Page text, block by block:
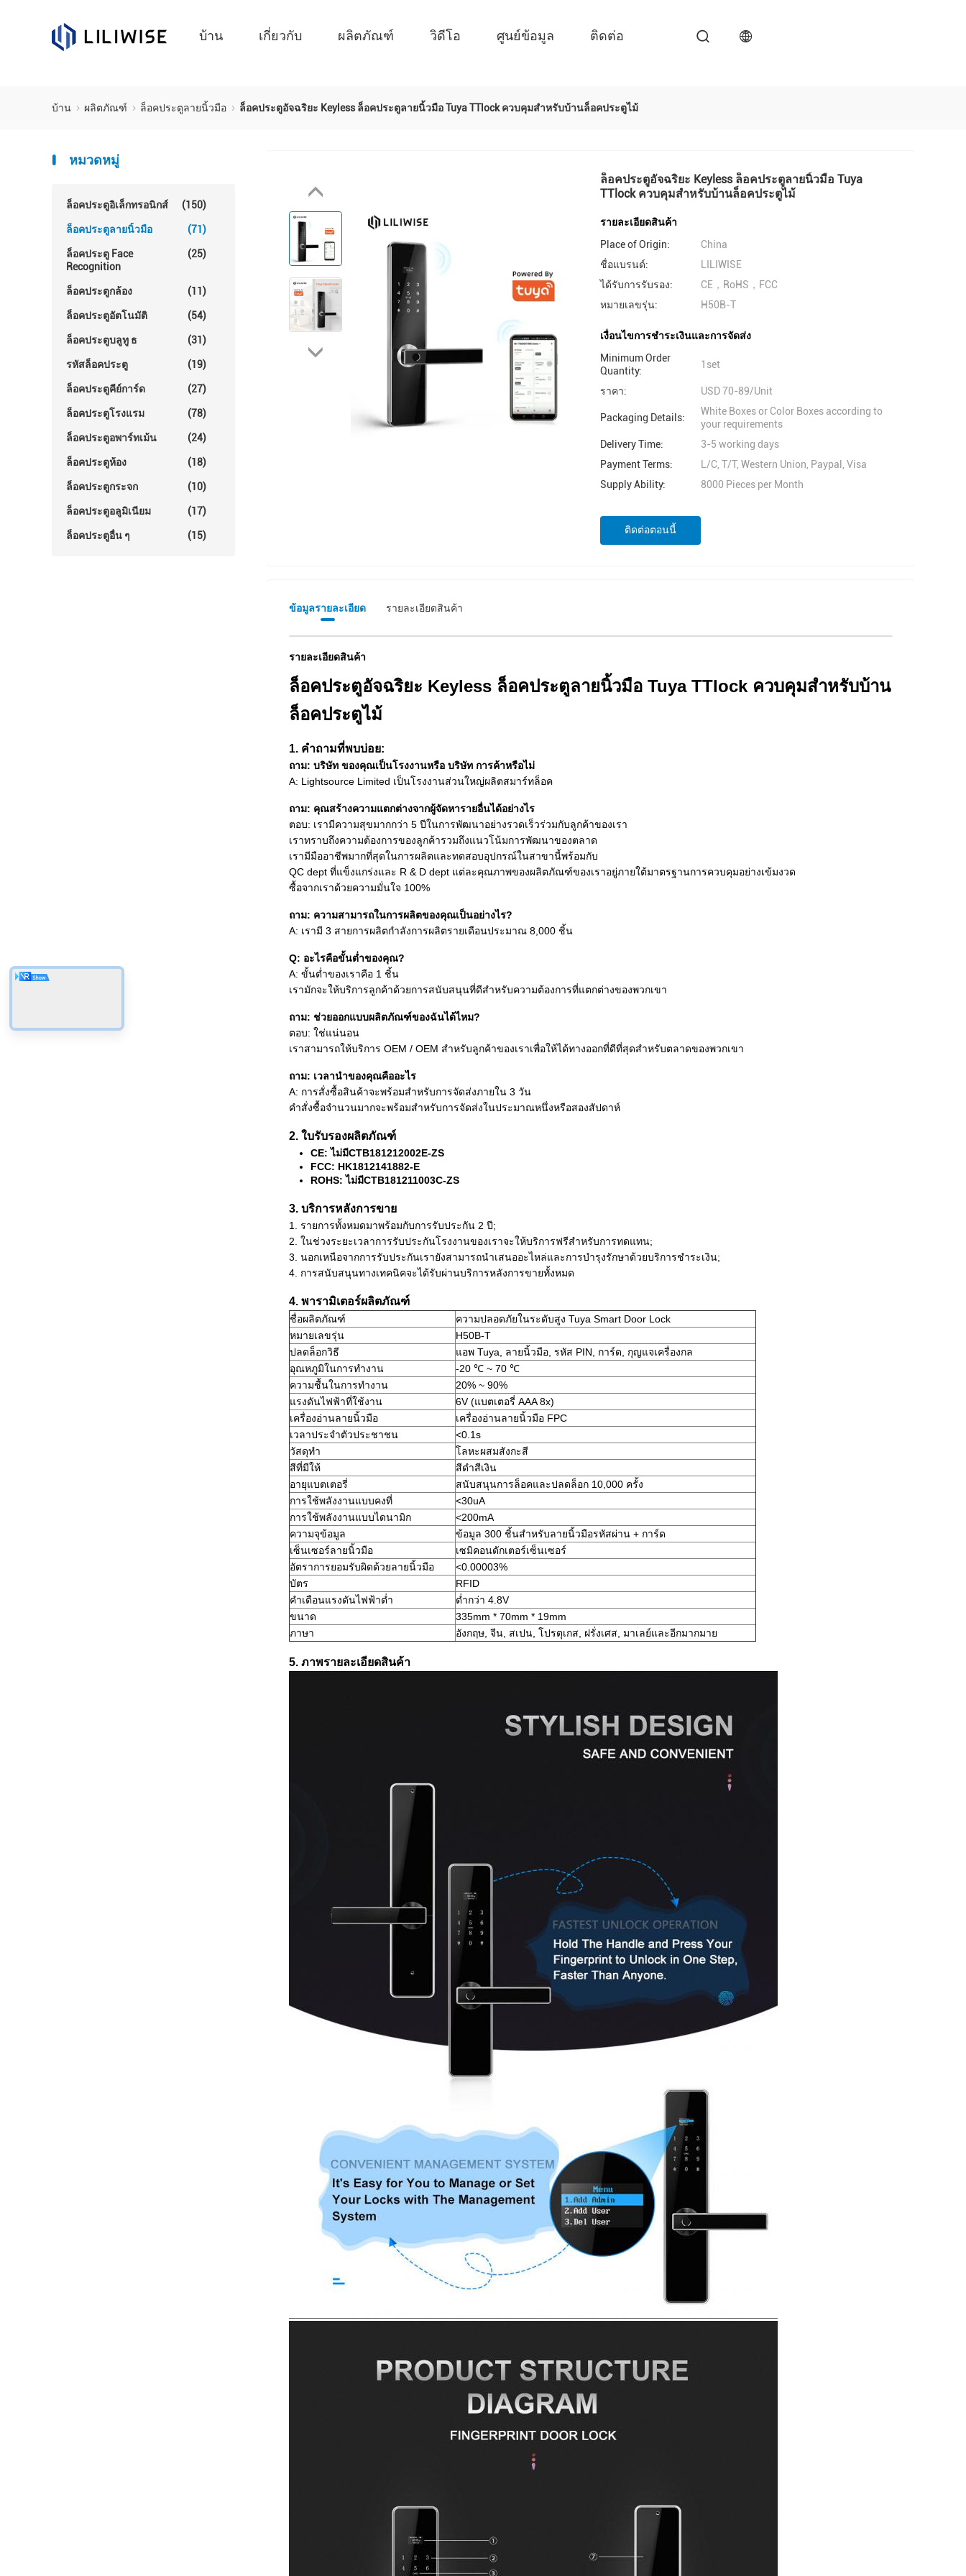
บ้าน เกี่ยวกับ ผลิตภัณฑ์ วิดีโอ ศูนย์ข้อมูล ติดต่อ
บ้าน ผลิตภัณฑ์ ล็อคประตูลายนิ้วมือ ล็อคประตูอัจฉริยะ Keyless ล็อคประตูลายนิ้วมือ Tuya TTlock ควบคุมสำหรับบ้านล็อคประตูไม้
หมวดหมู่
ล็อคประตูอิเล็กทรอนิกส์ (150)
ล็อคประตูลายนิ้วมือ (71)
ล็อคประตู Face
Recognition
(25)
ล็อคประตูกล้อง (11)
ล็อคประตูอัตโนมัติ (54)
ล็อคประตูบลูทู ธ (31)
รหัสล็อคประตู (19)
ล็อคประตูคีย์การ์ด (27)
ล็อคประตูโรงแรม (78)
ล็อคประตูอพาร์ทเม้น (24)
ล็อคประตูห้อง (18)
ล็อคประตูกระจก (10)
ล็อคประตูอลูมิเนียม (17)
ล็อคประตูอื่น ๆ (15)
ล็อคประตูอัจฉริยะ Keyless ล็อคประตูลายนิ้วมือ Tuya
TTlock ควบคุมสำหรับบ้านล็อคประตูไม้
รายละเอียดสินค้า
Place of Origin:
China
ชื่อแบรนด์:
LILIWISE
ได้รับการรับรอง:
CE，RoHS，FCC
หมายเลขรุ่น:
H50B-T
เงื่อนไขการชำระเงินและการจัดส่ง
Minimum Order
Quantity:
1set
ราคา: USD 70-89/Unit
Packaging Details:
White Boxes or Color Boxes according to
your requirements
Delivery Time:
3-5 working days
Payment Terms:
L/C, T/T, Western Union, Paypal, Visa
Supply Ability:
8000 Pieces per Month
ติดต่อตอนนี้
ข้อมูลรายละเอียด รายละเอียดสินค้า
รายละเอียดสินค้า
ล็อคประตูอัจฉริยะ Keyless ล็อคประตูลายนิ้วมือ Tuya TTlock ควบคุมสำหรับบ้าน
ล็อคประตูไม้
1. คำถามที่พบบ่อย:
ถาม: บริษัท ของคุณเป็นโรงงานหรือ บริษัท การค้าหรือไม่
A: Lightsource Limited เป็นโรงงานส่วนใหญ่ผลิตสมาร์ทล็อค
ถาม: คุณสร้างความแตกต่างจากผู้จัดหารายอื่นได้อย่างไร
ตอบ: เรามีความสุขมากกว่า 5 ปีในการพัฒนาอย่างรวดเร็วร่วมกับลูกค้าของเรา
เราทราบถึงความต้องการของลูกค้ารวมถึงแนวโน้มการพัฒนาของตลาด
เรามีมืออาชีพมากที่สุดในการผลิตและทดสอบอุปกรณ์ในสาขานี้พร้อมกับ
QC dept ที่แข็งแกร่งและ R & D dept แต่ละคุณภาพของผลิตภัณฑ์ของเราอยู่ภายใต้มาตรฐานการควบคุมอย่างเข้มงวด
ซื้อจากเราด้วยความมั่นใจ 100%
ถาม: ความสามารถในการผลิตของคุณเป็นอย่างไร?
A: เรามี 3 สายการผลิตกำลังการผลิตรายเดือนประมาณ 8,000 ชิ้น
Q: อะไรคือขั้นต่ำของคุณ?
A: ขั้นต่ำของเราคือ 1 ชิ้น
เรามักจะให้บริการลูกค้าด้วยการสนับสนุนที่ดีสำหรับความต้องการที่แตกต่างของพวกเขา
ถาม: ช่วยออกแบบผลิตภัณฑ์ของฉันได้ไหม?
ตอบ: ใช่แน่นอน
เราสามารถให้บริการ OEM / OEM สำหรับลูกค้าของเราเพื่อให้ได้ทางออกที่ดีที่สุดสำหรับตลาดของพวกเขา
ถาม: เวลานำของคุณคืออะไร
A: การสั่งซื้อสินค้าจะพร้อมสำหรับการจัดส่งภายใน 3 วัน
คำสั่งซื้อจำนวนมากจะพร้อมสำหรับการจัดส่งในประมาณหนึ่งหรือสองสัปดาห์
2. ใบรับรองผลิตภัณฑ์
CE: ไม่มีCTB181212002E-ZS
FCC: HK1812141882-E
ROHS: ไม่มีCTB181211003C-ZS
3. บริการหลังการขาย
1. รายการทั้งหมดมาพร้อมกับการรับประกัน 2 ปี;
2. ในช่วงระยะเวลาการรับประกันโรงงานของเราจะให้บริการฟรีสำหรับการทดแทน;
3. นอกเหนือจากการรับประกันเรายังสามารถนำเสนออะไหล่และการบำรุงรักษาด้วยบริการชำระเงิน;
4. การสนับสนุนทางเทคนิคจะได้รับผ่านบริการหลังการขายทั้งหมด
4. พารามิเตอร์ผลิตภัณฑ์
ชื่อผลิตภัณฑ์
ความปลอดภัยในระดับสูง Tuya Smart Door Lock
หมายเลขรุ่น
H50B-T
ปลดล็อกวิธี
แอพ Tuya, ลายนิ้วมือ, รหัส PIN, การ์ด, กุญแจเครื่องกล
อุณหภูมิในการทำงาน
-20 ℃ ~ 70 ℃
ความชื้นในการทำงาน
20% ~ 90%
แรงดันไฟฟ้าที่ใช้งาน
6V (แบตเตอรี่ AAA 8x)
เครื่องอ่านลายนิ้วมือ
เครื่องอ่านลายนิ้วมือ FPC
เวลาประจำตัวประชาชน
<0.1s
วัสดุทำ
โลหะผสมสังกะสี
สีที่มีให้
สีดำสีเงิน
อายุแบตเตอรี่
สนับสนุนการล็อคและปลดล็อก 10,000 ครั้ง
การใช้พลังงานแบบคงที่
<30uA
การใช้พลังงานแบบไดนามิก
<200mA
ความจุข้อมูล
ข้อมูล 300 ชิ้นสำหรับลายนิ้วมือรหัสผ่าน + การ์ด
เซ็นเซอร์ลายนิ้วมือ
เซมิคอนดักเตอร์เซ็นเซอร์
อัตราการยอมรับผิดด้วยลายนิ้วมือ
<0.00003%
บัตร
RFID
คำเตือนแรงดันไฟฟ้าต่ำ
ต่ำกว่า 4.8V
ขนาด
335mm * 70mm * 19mm
ภาษา
อังกฤษ, จีน, สเปน, โปรตุเกส, ฝรั่งเศส, มาเลย์และอีกมากมาย
5. ภาพรายละเอียดสินค้า
ฝากข้อความไว้ เราจะติดต่อกลับเร็ว ๆ นี้!